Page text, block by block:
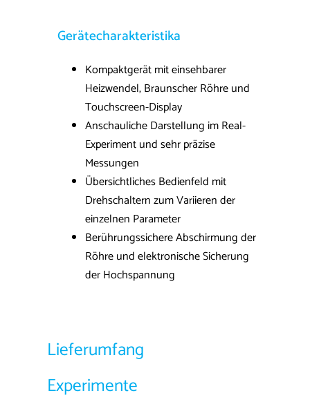
Gerätecharakteristika
Kompaktgerät mit einsehbarer
Heizwendel, Braunscher Röhre und
Touchscreen-Display
Anschauliche Darstellung im Real-
Experiment und sehr präzise
Messungen
Übersichtliches Bedienfeld mit
Drehschaltern zum Variieren der
einzelnen Parameter
Berührungssichere Abschirmung der
Röhre und elektronische Sicherung
der Hochspannung
Lieferumfang
Experimente